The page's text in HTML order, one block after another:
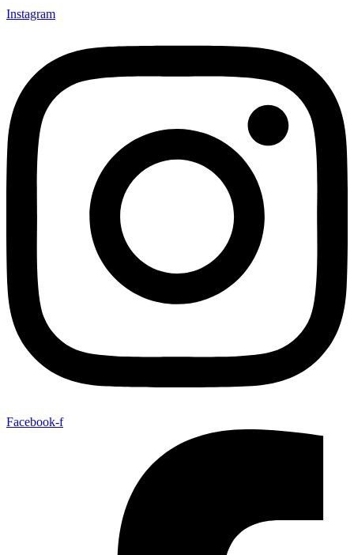
Instagram
Facebook-f